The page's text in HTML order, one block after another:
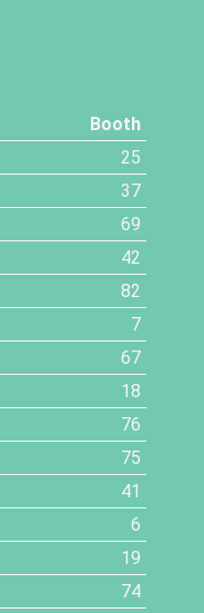
Booth
25
37
69
42
82
7
67
18
76
75
41
6
19
74